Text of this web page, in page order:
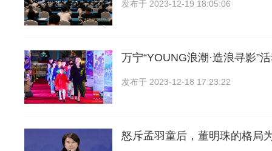
发布于 2023-12-19 18:05:06
万宁“YOUNG浪潮·造浪寻影”
发布于 2023-12-18 17:23:22
怒斥孟羽童后，董明珠的格局